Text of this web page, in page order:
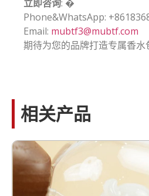
立即咨询: �
Phone&WhatsApp:
Email: mubtf3@mubtf.com
期待为您的品牌打造专属香水
相关产品